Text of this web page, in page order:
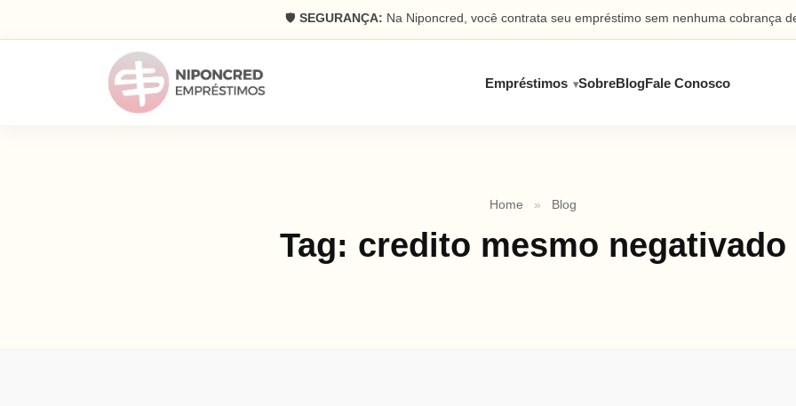
🛡️ SEGURANÇA: Na Niponcred, você contrata seu empréstimo sem nenhuma cobrança
Empréstimos SobreBlogFale Conosco
Home » Blog
Tag: credito mesmo negativado